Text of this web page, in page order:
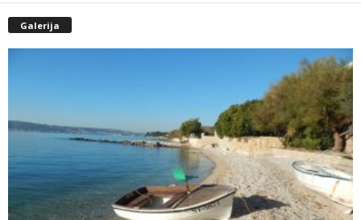
Galerija